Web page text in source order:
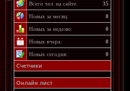
Всего чел. на сайте: 35
Новых за месяц: 0
Новых за неделю: 0
Новых вчера: 0
Новых сегодня:
0
Счетчики
Онлайн лист